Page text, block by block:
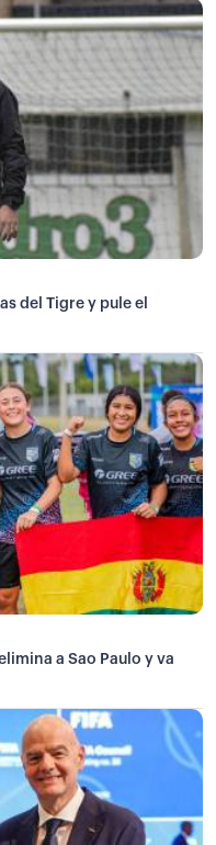
del Tigre y pule el
a Sao Paulo y va